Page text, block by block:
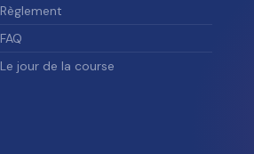
Règlement
FAQ
Le jour de la course